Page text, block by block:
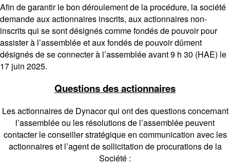
Afin de garantir le bon déroulement de la procédure, la société
demande aux actionnaires inscrits, aux actionnaires non-
inscrits qui se sont désignés comme fondés de pouvoir pour
assister à l’assemblée et aux fondés de pouvoir dûment
désignés de se connecter à l’assemblée avant 9 h 30 (HAE) le
17 juin 2025.
Questions des actionnaires
Les actionnaires de Dynacor qui ont des questions concernant
l’assemblée ou les résolutions de l’assemblée peuvent
contacter le conseiller stratégique en communication avec les
actionnaires et l’agent de sollicitation de procurations de la
Société :